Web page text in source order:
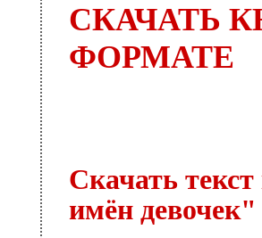
СКАЧАТЬ
ФОРМАТЕ
Скачать
имён